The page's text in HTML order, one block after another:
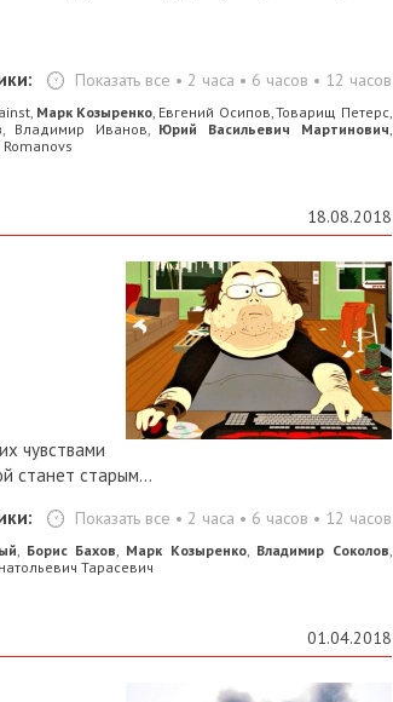
Показать все • 2 часа • 6 часов • 12 часов
, Марк Козыренко, Евгений Осипов,Товарищ Петерс,
, Владимир Иванов, Юрий Васильевич Мартинович,
Romanovs
18.08.2018
чувствами
станет старым...
Показать все • 2 часа • 6 часов • 12 часов
, Борис Бахов, Марк Козыренко, Владимир Соколов,
Тарасевич
01.04.2018